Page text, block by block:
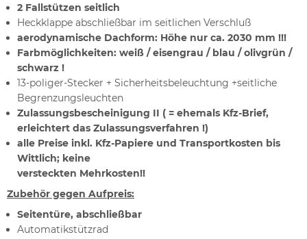
2 Fallstützen seitlich
Heckklappe abschließbar im seitlichen Verschluß
aerodynamische Dachform: Höhe nur ca. 2030 mm !!!
Farbmöglichkeiten: weiß / eisengrau / blau / olivgrün /
schwarz !
13-poliger-Stecker + Sicherheitsbeleuchtung +seitliche
Begrenzungsleuchten
Zulassungsbescheinigung II ( = ehemals Kfz-Brief,
erleichtert das Zulassungsverfahren !)
alle Preise inkl. Kfz-Papiere und Transportkosten bis
Wittlich; keine
versteckten Mehrkosten!!
Zubehör gegen Aufpreis:
Seitentüre, abschließbar
Automatikstützrad